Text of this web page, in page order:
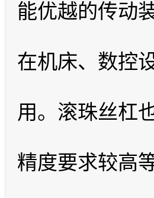
能优越的传动
在机床、数控
用。滚珠丝杠
精度要求较高